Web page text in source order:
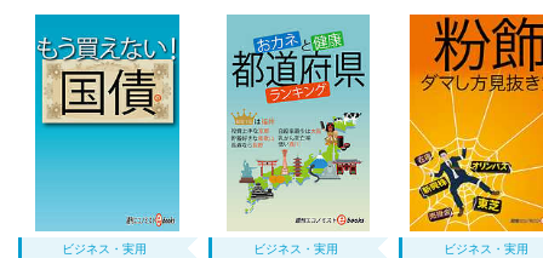
ビジネス・実用 ビジネス・実用 ビジネス・実用